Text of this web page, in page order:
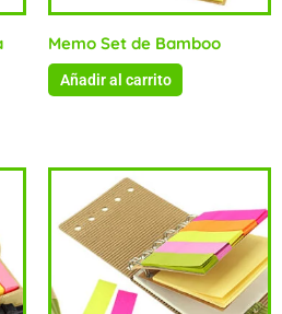
Memo Set de Bamboo
Añadir al carrito